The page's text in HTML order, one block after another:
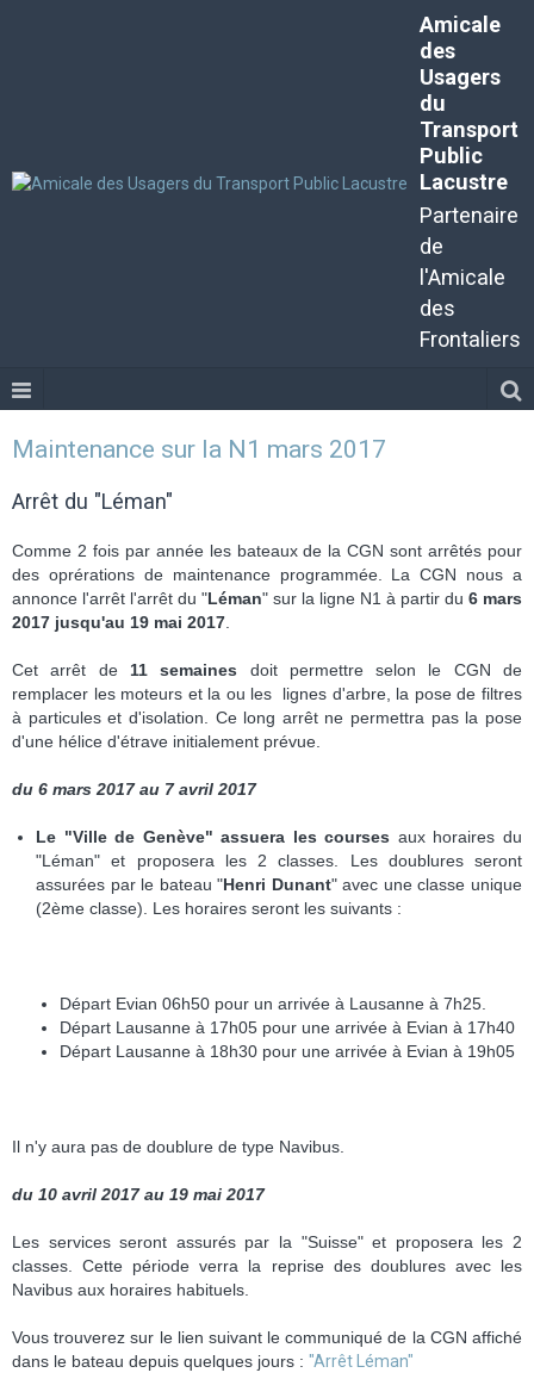
Amicale
des
Usagers
du
Transport
Public
Lacustre
Partenaire
de
l'Amicale
des
Frontaliers
Maintenance sur la N1 mars 2017
Arrêt du "Léman"
Comme 2 fois par année les bateaux de la CGN sont arrêtés pour
des oprérations de maintenance programmée. La CGN nous a
annonce l'arrêt l'arrêt du "Léman" sur la ligne N1 à partir du 6 mars
2017 jusqu'au 19 mai 2017
Cet arrêt de 11 semaines doit permettre selon le CGN de
remplacer lesmoteurs et la ou les lignes d'arbre, la pose de filtres
à particules et d'isolation. Ce long arrêt ne permettra pas la pose
d'une hélice d'étrave initialement prévue.
du 6 mars 2017 au 7 avril 2017
Le "Ville de Genève" assuera les courses aux horaires du
"Léman" et proposera les 2 classes. Les doublures seront
assurées par le bateau "Henri Dunant" avec une classe unique
(2ème classe). Les horaires seront les suivants :
Départ Evian 06h50 pour un arrivée à Lausanne à 7h25.
Départ Lausanne à 17h05 pour une arrivée à Evian à 17h40
Départ Lausanne à 18h30 pour une arrivée à Evian à 19h05
Il n'y aura pas de doublure de type Navibus.
du 10 avril 2017 au 19 mai 2017
Les services seront assurés par la "Suisse"et proposera les 2
classes. Cette période verra la reprise des doublures avec les
Navibus aux horaires habituels.
Vous trouverez sur le lien suivant le communiqué de la CGN affiché
dans le bateau depuis quelques jours : "Arrêt Léman"